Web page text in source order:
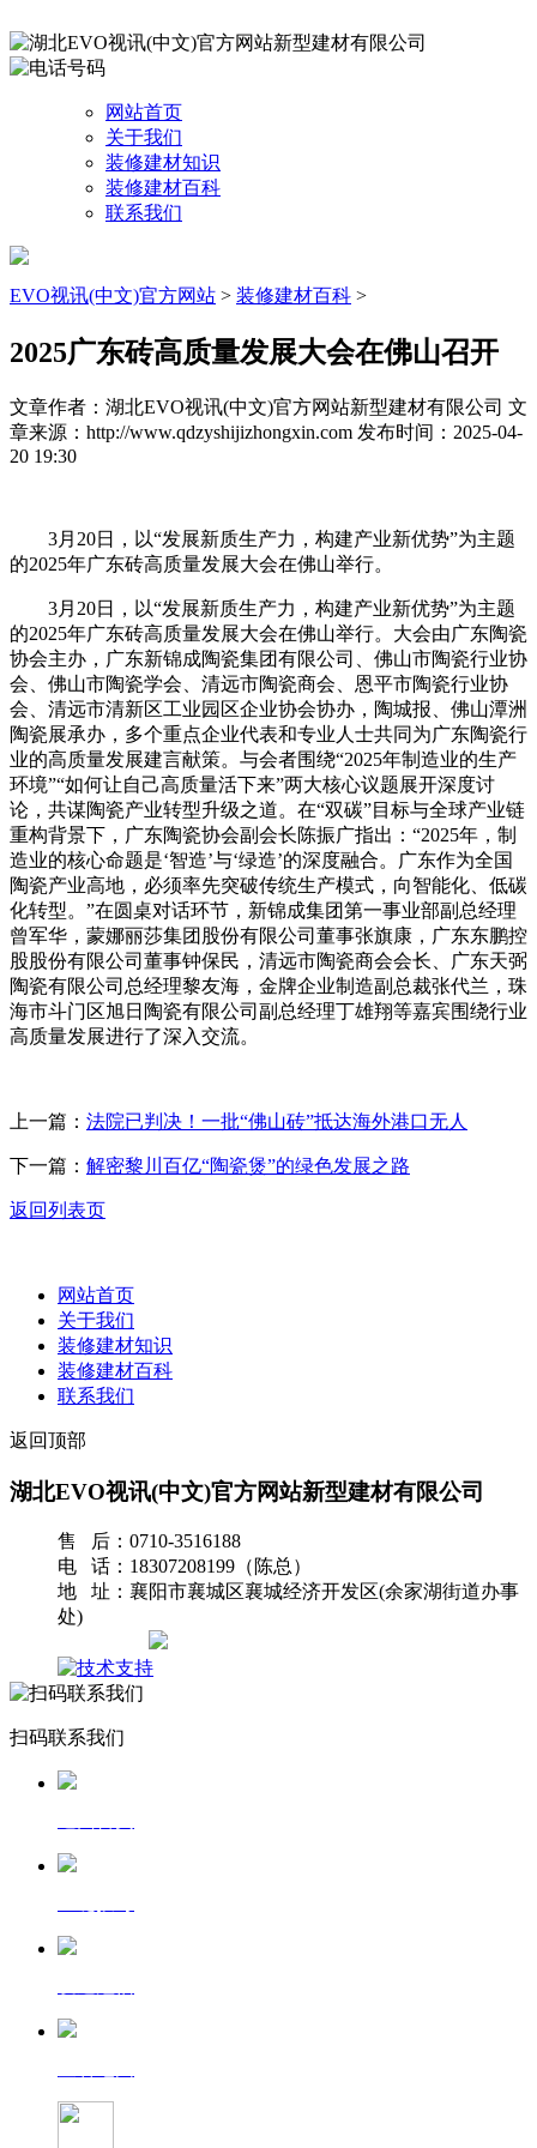
网站首页
关于我们
装修建材知识
装修建材百科
联系我们
EVO视讯(中文)官方网站 > 装修建材百科 >
2025广东砖高质量发展大会在佛山召开
文章作者：湖北EVO视讯(中文)官方网站新型建材有限公司 文
章来源：http://www.qdzyshijizhongxin.com 发布时间：2025-04-
20 19:30
3月20日，以“发展新质生产力，构建产业新优势”为主题
的2025年广东砖高质量发展大会在佛山举行。
3月20日，以“发展新质生产力，构建产业新优势”为主题
的2025年广东砖高质量发展大会在佛山举行。大会由广东陶瓷
协会主办，广东新锦成陶瓷集团有限公司、佛山市陶瓷行业协
会、佛山市陶瓷学会、清远市陶瓷商会、恩平市陶瓷行业协
会、清远市清新区工业园区企业协会协办，陶城报、佛山潭洲
陶瓷展承办，多个重点企业代表和专业人士共同为广东陶瓷行
业的高质量发展建言献策。与会者围绕“2025年制造业的生产
环境”“如何让自己高质量活下来”两大核心议题展开深度讨
论，共谋陶瓷产业转型升级之道。在“双碳”目标与全球产业链
重构背景下，广东陶瓷协会副会长陈振广指出：“2025年，制
造业的核心命题是‘智造’与‘绿造’的深度融合。广东作为全国
陶瓷产业高地，必须率先突破传统生产模式，向智能化、低碳
化转型。”在圆桌对话环节，新锦成集团第一事业部副总经理
曾军华，蒙娜丽莎集团股份有限公司董事张旗康，广东东鹏控
股股份有限公司董事钟保民，清远市陶瓷商会会长、广东天弼
陶瓷有限公司总经理黎友海，金牌企业制造副总裁张代兰，珠
海市斗门区旭日陶瓷有限公司副总经理丁雄翔等嘉宾围绕行业
高质量发展进行了深入交流。
上一篇： 法院已判决！一批“佛山砖”抵达海外港口无人
下一篇： 解密黎川百亿“陶瓷煲”的绿色发展之路
返回列表页
网站首页
关于我们
装修建材知识
装修建材百科
联系我们
返回顶部
湖北EVO视讯(中文)官方网站新型建材有限公司
售 后：0710-3516188
电 话：18307208199（陈总）
地 址：襄阳市襄城区襄城经济开发区(余家湖街道办事
处)
扫码联系我们